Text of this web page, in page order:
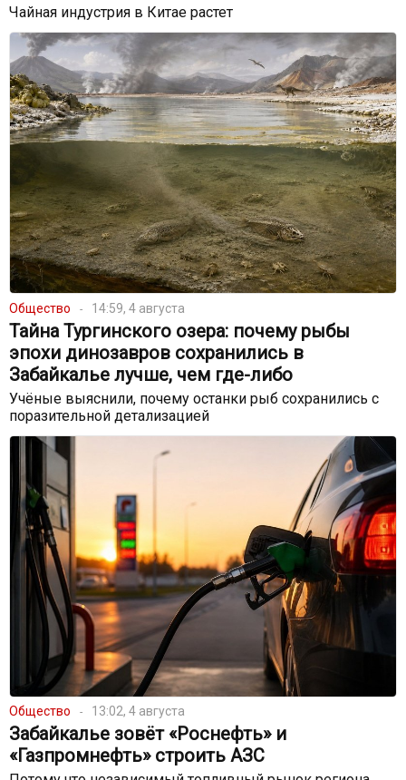
Чайная индустрия в Китае растет
Общество 14:59, 4 августа
Тайна Тургинского озера: почему рыбы
эпохи динозавров сохранились в
Забайкалье лучше, чем где-либо
Учёные выяснили, почему останки рыб сохранились с
поразительной детализацией
Общество 13:02, 4 августа
Забайкалье зовёт «Роснефть» и
«Газпромнефть» строить АЗС